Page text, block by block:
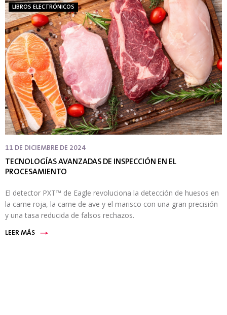
LIBROS ELECTRÓNICOS
11 DE DICIEMBRE DE 2024
TECNOLOGÍAS AVANZADAS DE INSPECCIÓN EN EL
PROCESAMIENTO
El detector PXT™ de Eagle revoluciona la detección de huesos en
la carne roja, la carne de ave y el marisco con una gran precisión
y una tasa reducida de falsos rechazos.
LEER MÁS